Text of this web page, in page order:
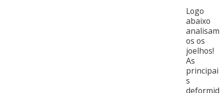
Logo
abaixo
analisam
os os
joelhos!
As
principai
s
deformid